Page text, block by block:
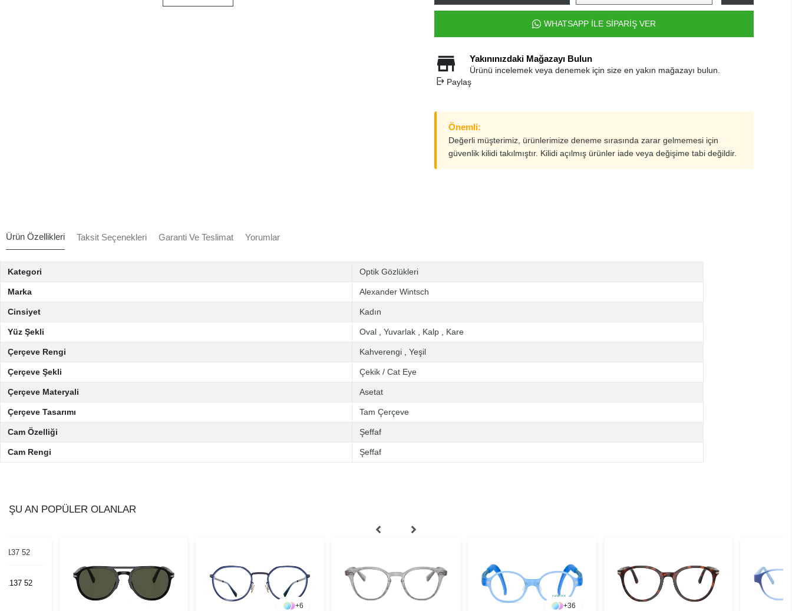
WHATSAPP İLE SİPARİŞ VER
Yakınınızdaki Mağazayı Bulun
Ürünü incelemek veya denemek için size en yakın mağazayı bulun.
Paylaş
Önemli:
Değerli müşterimiz, ürünlerimize deneme sırasında zarar gelmemesi için
güvenlik kilidi takılmıştır. Kilidi açılmış ürünler iade veya değişime tabi değildir.
Ürün Özellikleri Taksit Seçenekleri Garanti Ve Teslimat Yorumlar
Kategori Optik Gözlükleri
Marka Alexander Wintsch
Cinsiyet Kadın
Yüz Şekli Oval Yuvarlak Kalp Kare
Çerçeve Rengi Kahverengi Yeşil
Çerçeve Şekli Çekik / Cat Eye
Çerçeve Materyali Asetat
Çerçeve Tasarımı Tam Çerçeve
Cam Özelliği Şeffaf
Cam Rengi Şeffaf
ŞU AN POPÜLER OLANLAR
1137 52
+6 +36